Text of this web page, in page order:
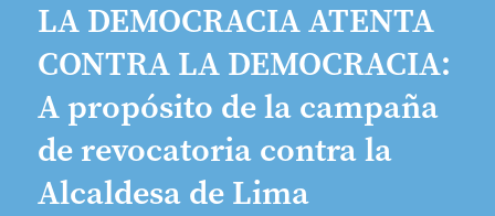
LA DEMOCRACIA ATENTA
CONTRA LA DEMOCRACIA:
A propósito de la campaña
de revocatoria contra la
Alcaldesa de Lima